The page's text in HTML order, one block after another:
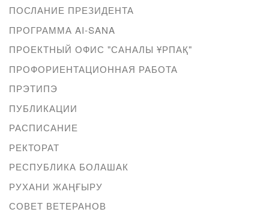
ПОСЛАНИЕ ПРЕЗИДЕНТА
ПРОГРАММА AI-SANA
ПРОЕКТНЫЙ ОФИС "САНАЛЫ ҰРПАҚ"
ПРОФОРИЕНТАЦИОННАЯ РАБОТА
ПРЭТИПЭ
ПУБЛИКАЦИИ
РАСПИСАНИЕ
РЕКТОРАТ
РЕСПУБЛИКА БОЛАШАК
РУХАНИ ЖАҢҒЫРУ
СОВЕТ ВЕТЕРАНОВ